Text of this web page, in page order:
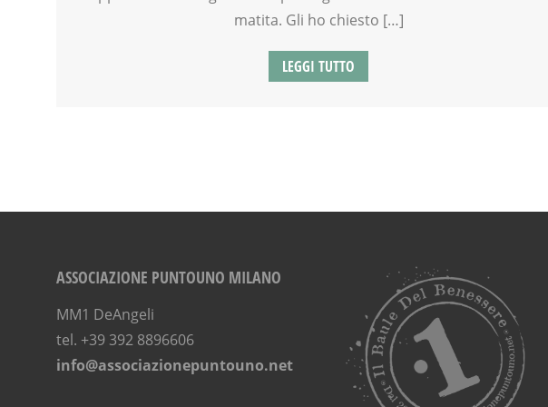
matita. Gli ho chiesto […]
LEGGI TUTTO
ASSOCIAZIONE PUNTOUNO MILANO
MM1 DeAngeli
tel. +39 392 8896606
info@associazionepuntouno.net